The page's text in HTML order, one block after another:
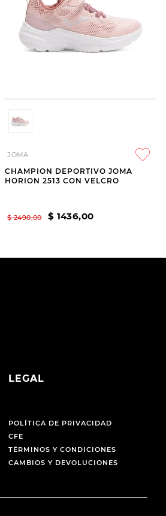
JOMA
CHAMPION DEPORTIVO JOMA
HORION 2513 CON VELCRO
$ 2490,00 $ 1436,00
LEGAL
POLÍTICA DE PRIVACIDAD
CFE
TÉRMINOS Y CONDICIONES
CAMBIOS Y DEVOLUCIONES